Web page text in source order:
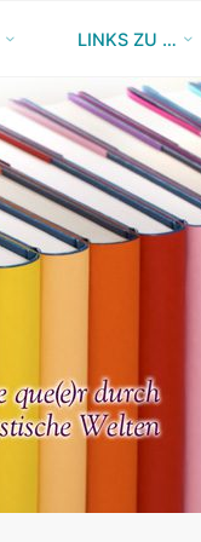
LINKS ZU …